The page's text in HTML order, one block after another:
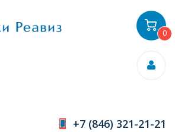
+7 (846) 321-21-21
0